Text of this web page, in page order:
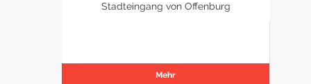
Stadteingang von Offenburg
Mehr